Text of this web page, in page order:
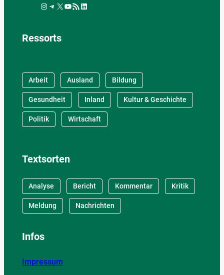
Instagram Telegram X YouTube RSS-Feed LinkedIn
Ressorts
Arbeit Ausland Bildung
Gesundheit Inland Kultur & Geschichte
Politik Wirtschaft
Textsorten
Analyse Bericht Kommentar Kritik
Meldung Nachrichten
Infos
Impressum